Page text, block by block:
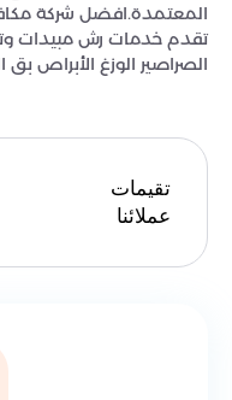
المعتمدة.افضل شركة
تقدم خدمات رش مبيدات
الصراصير الوزغ الأبراص
تقيمات
عملائنا